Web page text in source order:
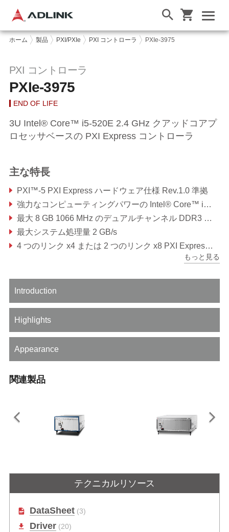
ホーム 製品 PXI/PXIe PXI コントローラ PXIe-3975
PXI コントローラ
PXIe-3975
END OF LIFE
3U Intel® Core™ i5-520E 2.4 GHz クアッドコアプ
ロセッサベースの PXI Express コントローラ
主な特長
PXI™-5 PXI Express ハードウェア仕様 Rev.1.0 準拠
強力なコンピューティングパワーの Intel® Core™ i5-520E 2.4 GHz プロセッサ
最大 8 GB 1066 MHz のデュアルチャンネル DDR3 SODIMM
最大システム処理量 2 GB/s
4 つのリンク x4 または 2 つのリンク x8 PXI Express リンク機能
統合 SATA ストレージ：320 GB（またはそれ以上）HDD または 160 GB（またはそれ以上）SSDもっと見る
Introduction
Highlights
Appearance
関連製品
9 スロット 3U PXI Express シャー
18 スロット 3U PXI Express シャー
テクニカルリソース
DataSheet(3)
Driver(20)